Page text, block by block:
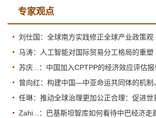
专家观点
刘仕国：全球南方实践修正全球产业政策观
马涛：人工智能对国际贸易分工格局的重塑
苏庆...：中国加入CPTPP的经济效应评估报
曾向红：构建中国—中亚命运共同体的机制
Zahi...：巴基斯坦智库如何看待中巴经济走